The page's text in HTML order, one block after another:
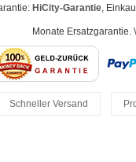
HiCity-Garantie,
Monate Ersatzgarantie.
Schneller Versand